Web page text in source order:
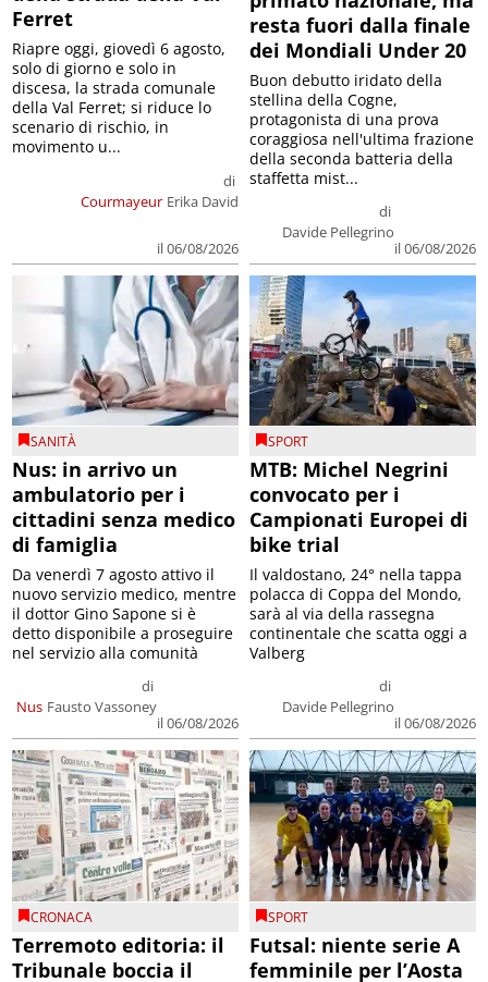
Ferret
Courmayeur
di
Erika David
il 06/08/2026
Riapre oggi, giovedì 6 agosto,
solo di giorno e solo in
discesa, la strada comunale
della Val Ferret; si riduce lo
scenario di rischio, in
movimento u...
resta fuori dalla finale
dei Mondiali Under 20
di
Davide Pellegrino
il 06/08/2026
Buon debutto iridato della
stellina della Cogne,
protagonista di una prova
coraggiosa nell'ultima frazione
della seconda batteria della
staffetta mist...
SANITÀ
Nus: in arrivo un
ambulatorio per i
cittadini senza medico
di famiglia
Nus
di
Fausto Vassoney
il 06/08/2026
Da venerdì 7 agosto attivo il
nuovo servizio medico, mentre
il dottor Gino Sapone si è
detto disponibile a proseguire
nel servizio alla comunità
SPORT
MTB: Michel Negrini
convocato per i
Campionati Europei di
bike trial
di
Davide Pellegrino
il 06/08/2026
Il valdostano, 24° nella tappa
polacca di Coppa del Mondo,
sarà al via della rassegna
continentale che scatta oggi a
Valberg
CRONACA
Terremoto editoria: il
Tribunale boccia il
SPORT
Futsal: niente serie A
femminile per l’Aosta